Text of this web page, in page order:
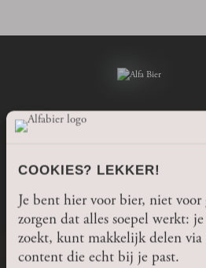
COOKIES? LEKKER!
Je bent hier voor bier, niet voor
zorgen dat alles soepel werkt:
zoekt, kunt makkelijk delen
content die echt bij je past.
CONTACT
SIND SIE
ODER